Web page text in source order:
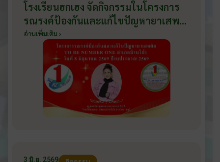
โรงเรียนฮกเฮง จัดกิจกรรมในโครงการ
รณรงค์ป้องกันและแก้ไขปัญหายาเสพ
ติด TO BE NUMBER ONE อำเภอ
บ้านโป่ง ปีงบประมาณ 2569 ให้กับ
นักเรียนแกนนำ ในวันที่ 8 มิถุนายน
2569
อ่านเพิ่มเติม ›
3 มิ.ย. 2569